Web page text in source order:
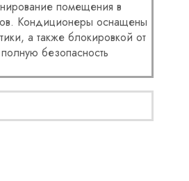
помещения в
Кондиционеры оснащены
а также блокировкой от
безопасность